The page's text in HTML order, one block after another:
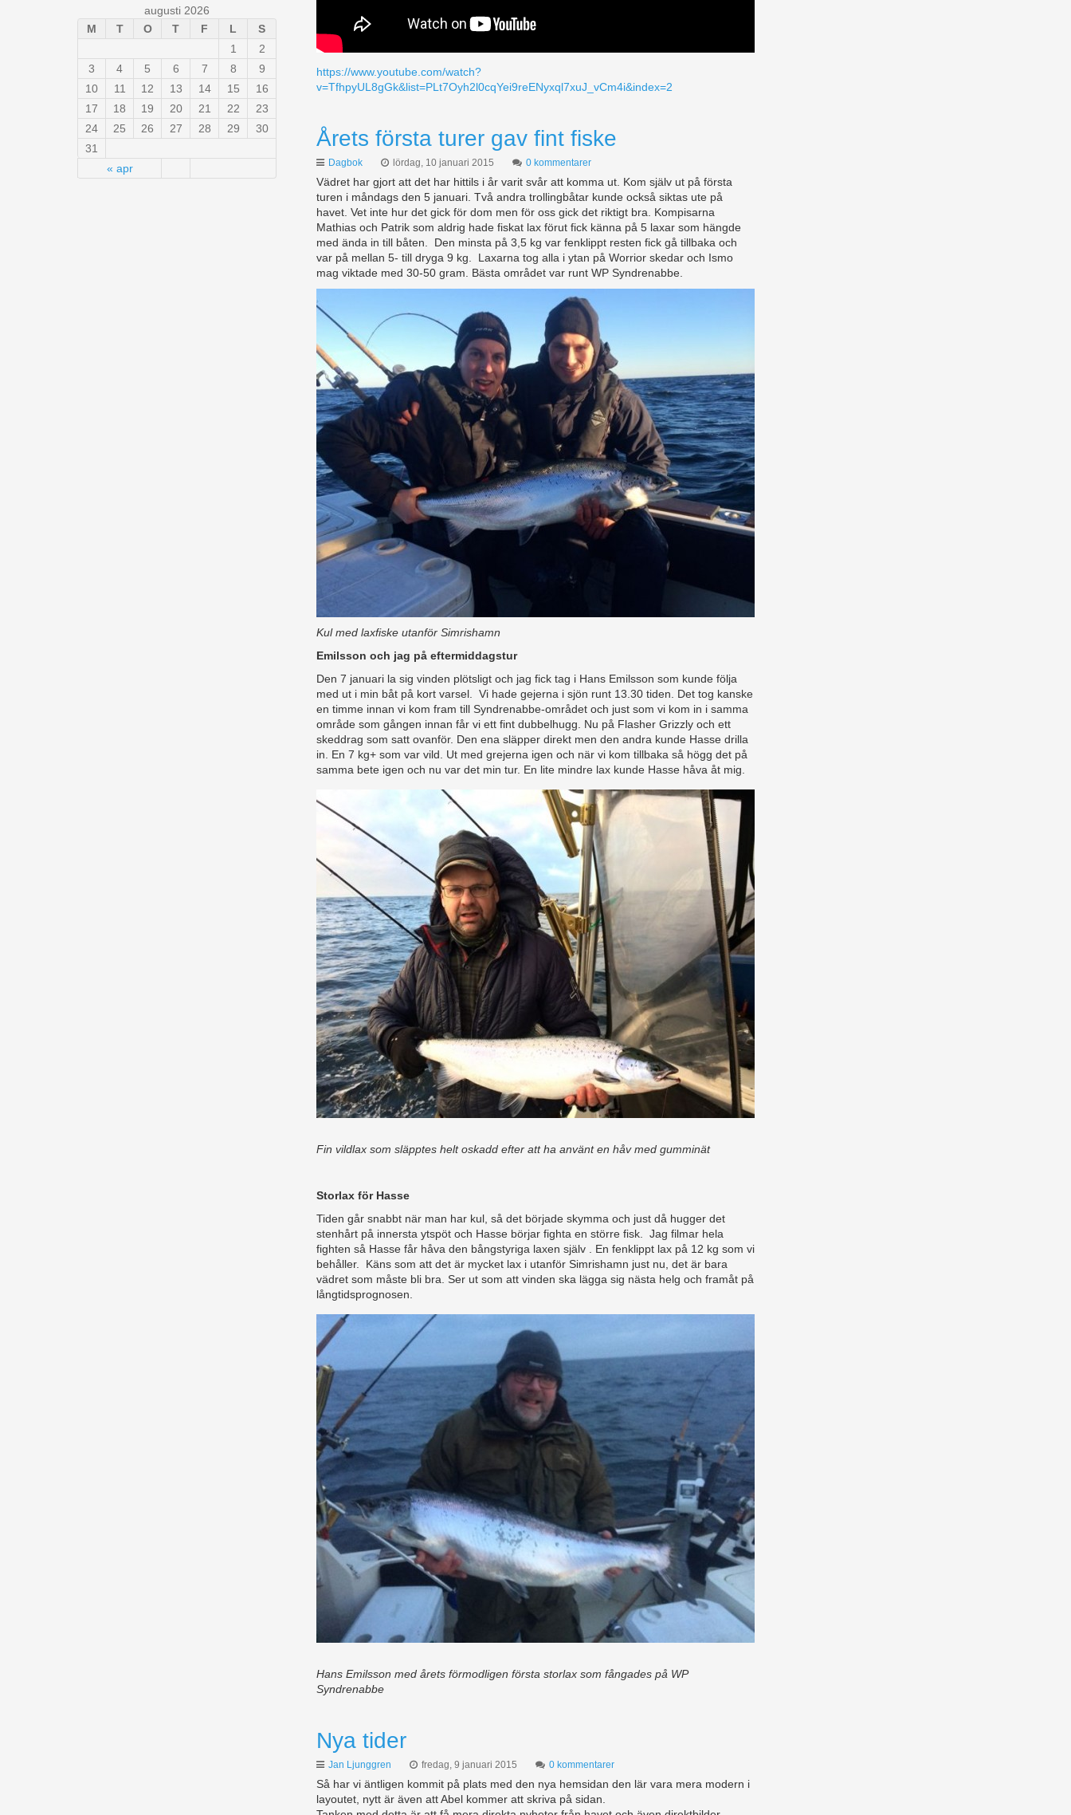
https://www.youtube.com/watch?
v=TfhpyUL8gGk&list=PLt7Oyh2l0cqYei9reENyxql7xuJ_vCm4i&index=2
Årets första turer gav fint fiske
Dagbok lördag, 10 januari 2015 0 kommentarer
Vädret har gjort att det har hittils i år varit svår att komma ut. Kom själv ut på första
turen i måndags den 5 januari. Två andra trollingbåtar kunde också siktas ute på
havet. Vet inte hur det gick för dom men för oss gick det riktigt bra. Kompisarna
Mathias och Patrik som aldrig hade fiskat lax förut fick känna på 5 laxar som hängde
med ända in till båten. Den minsta på 3,5 kg var fenklippt resten fick gå tillbaka och
var på mellan 5- till dryga 9 kg. Laxarna tog alla i ytan på Worrior skedar och Ismo
mag viktade med 30-50 gram. Bästa området var runt WP Syndrenabbe.
Kul med laxfiske utanför Simrishamn
Emilsson och jag på eftermiddagstur
Den 7 januari la sig vinden plötsligt och jag fick tag i Hans Emilsson som kunde följa
med ut i min båt på kort varsel. Vi hade gejerna i sjön runt 13.30 tiden. Det tog kanske
en timme innan vi kom fram till Syndrenabbe-området och just som vi kom in i samma
område som gången innan får vi ett fint dubbelhugg. Nu på Flasher Grizzly och ett
skeddrag som satt ovanför. Den ena släpper direkt men den andra kunde Hasse drilla
in. En 7 kg+ som var vild. Ut med grejerna igen och när vi kom tillbaka så högg det på
samma bete igen och nu var det min tur. En lite mindre lax kunde Hasse håva åt mig.
Fin vildlax som släpptes helt oskadd efter att ha använt en håv med gumminät
Storlax för Hasse
Tiden går snabbt när man har kul, så det började skymma och just då hugger det
stenhårt på innersta ytspöt och Hasse börjar fighta en större fisk. Jag filmar hela
fighten så Hasse får håva den bångstyriga laxen själv . En fenklippt lax på 12 kg som vi
behåller. Käns som att det är mycket lax i utanför Simrishamn just nu, det är bara
vädret som måste bli bra. Ser ut som att vinden ska lägga sig nästa helg och framåt på
långtidsprognosen.
Hans Emilsson med årets förmodligen första storlax som fångades på WP
Syndrenabbe
Nya tider
Jan Ljunggren fredag, 9 januari 2015 0 kommentarer
Så har vi äntligen kommit på plats med den nya hemsidan den lär vara mera modern i
layoutet, nytt är även att Abel kommer att skriva på sidan.
augusti 2026
M
T O T F L S
« apr
1
2
3
4 5 6 7 8
9
10
11 12 13 14 15
16
17
18 19 20 21 22
23
24
25 26 27 28 29
30
31